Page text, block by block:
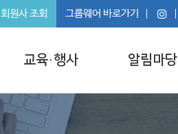
교육·행사 알림마당
회원사 조회 그룹웨어 바로가기